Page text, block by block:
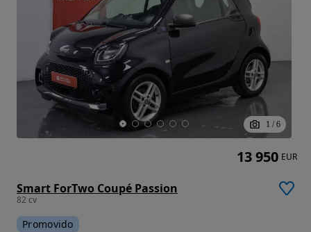
1 / 6
Smart ForTwo Coupé Passion
82 cv
Promovido
13 950 EUR